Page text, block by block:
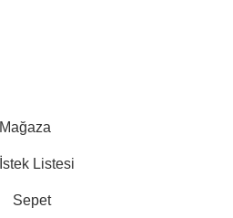
Mağaza
İstek Listesi
Sepet